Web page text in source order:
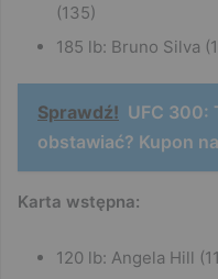
(135)
185 lb: Bruno Silva
Sprawdź! UFC 300:
obstawiać? Kupon
Karta wstępna:
120 lb: Angela Hill